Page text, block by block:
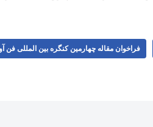
فراخوان مقاله چهارمین کنگره بین المللی فن